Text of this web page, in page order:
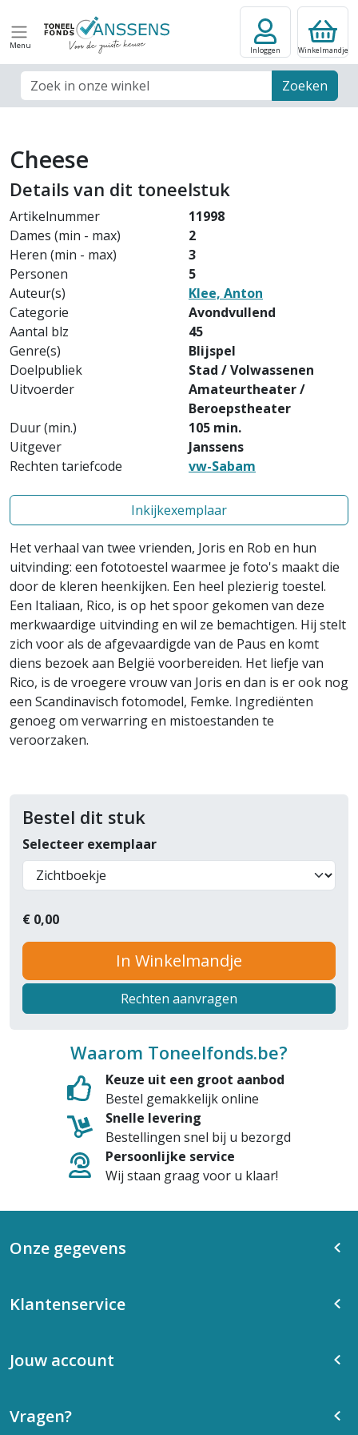
Menu
Zoek veld Zoeken
Inloggen Winkelmandje
Cheese
Details van dit toneelstuk
Artikelnummer
11998
Dames (min - max)
2
Heren (min - max)
3
Personen
5
Auteur(s)
Klee, Anton
Categorie
Avondvullend
Aantal blz
45
Genre(s)
Blijspel
Doelpubliek
Stad / Volwassenen
Uitvoerder
Amateurtheater /
Beroepstheater
Duur (min.)
105 min.
Uitgever
Janssens
Rechten tariefcode
vw-Sabam
Inkijkexemplaar
Het verhaal van twee vrienden, Joris en Rob en hun
uitvinding: een fototoestel waarmee je foto's maakt die
door de kleren heenkijken. Een heel plezierig toestel.
Een Italiaan, Rico, is op het spoor gekomen van deze
merkwaardige uitvinding en wil ze bemachtigen. Hij stelt
zich voor als de afgevaardigde van de Paus en komt
diens bezoek aan België voorbereiden. Het liefje van
Rico, is de vroegere vrouw van Joris en dan is er ook nog
een Scandinavisch fotomodel, Femke. Ingrediënten
genoeg om verwarring en mistoestanden te
veroorzaken.
Bestel dit stuk
Selecteer exemplaar
€ 0,00
In Winkelmandje
Rechten aanvragen
Waarom Toneelfonds.be?
Keuze uit een groot aanbod
Bestel gemakkelijk online
Snelle levering
Bestellingen snel bij u bezorgd
Persoonlijke service
Wij staan graag voor u klaar!
Onze gegevens
Klantenservice
Jouw account
Vragen?